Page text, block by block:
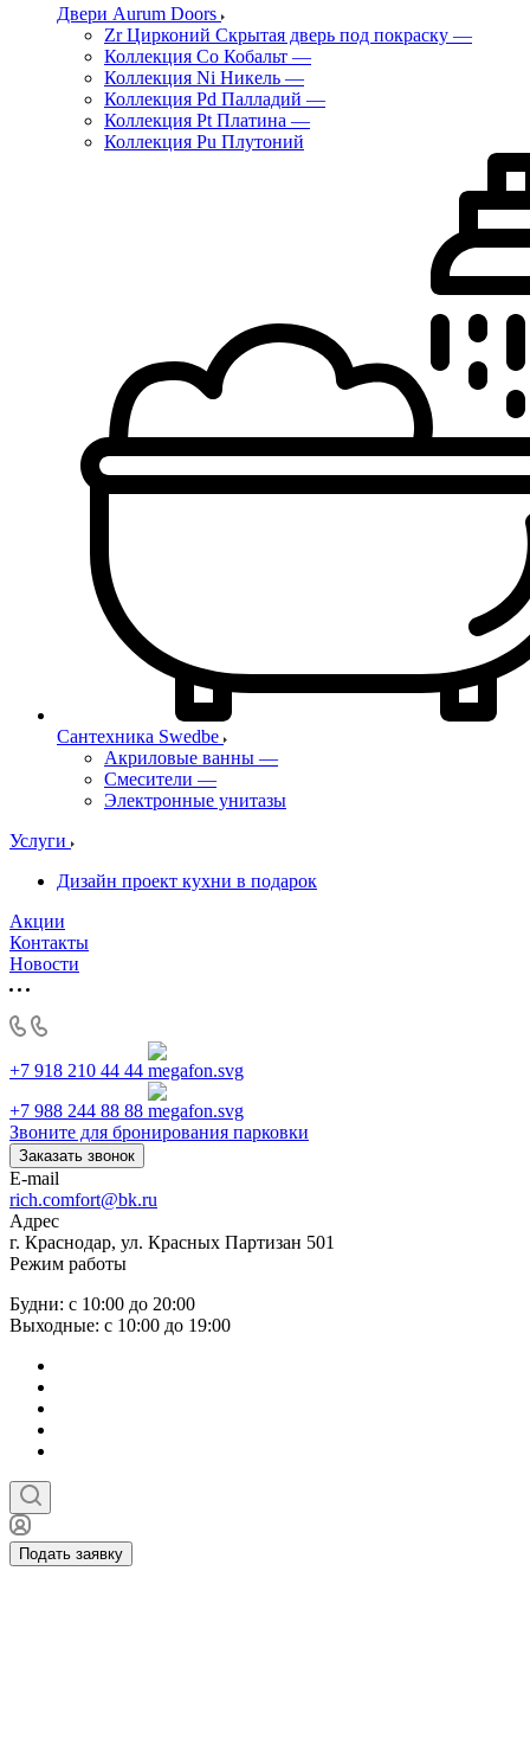
Двери Aurum Doors
Zr Цирконий Скрытая дверь под покраску —
Коллекция Co Кобальт —
Коллекция Ni Никель —
Коллекция Pd Палладий —
Коллекция Pt Платина —
Коллекция Pu Плутоний
Сантехника Swedbe
Акриловые ванны —
Смесители —
Электронные унитазы
Услуги
Дизайн проект кухни в подарок
Акции
Контакты
Новости
+7 918 210 44 44
+7 988 244 88 88
Звоните для бронирования парковки
Заказать звонок
E-mail
rich.comfort@bk.ru
Адрес
г. Краснодар, ул. Красных Партизан 501
Режим работы
Будни: с 10:00 до 20:00
Выходные: с 10:00 до 19:00
Подать заявку